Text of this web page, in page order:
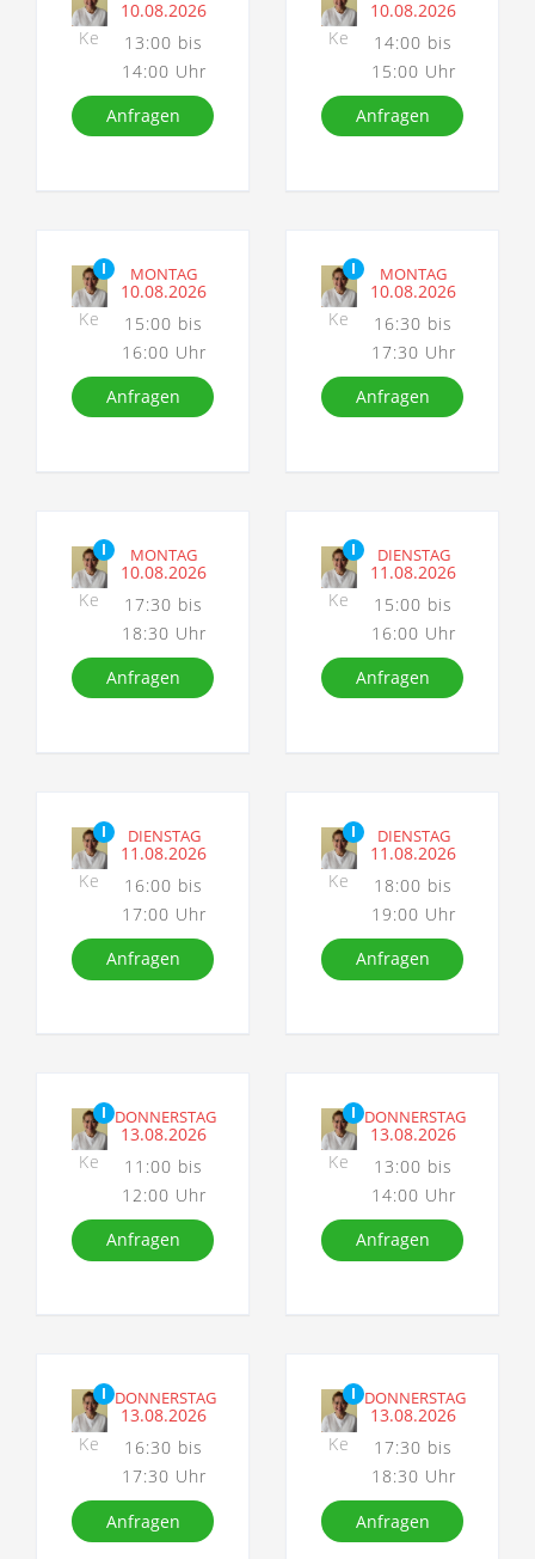
Ke
10.08.2026
13:00 bis
14:00 Uhr
Anfragen
Ke
10.08.2026
14:00 bis
15:00 Uhr
Anfragen
I
Ke
MONTAG
10.08.2026
15:00 bis
16:00 Uhr
Anfragen
I
Ke
MONTAG
10.08.2026
16:30 bis
17:30 Uhr
Anfragen
I
Ke
MONTAG
10.08.2026
17:30 bis
18:30 Uhr
Anfragen
I
Ke
DIENSTAG
11.08.2026
15:00 bis
16:00 Uhr
Anfragen
I
Ke
DIENSTAG
11.08.2026
16:00 bis
17:00 Uhr
Anfragen
I
Ke
DIENSTAG
11.08.2026
18:00 bis
19:00 Uhr
Anfragen
I
Ke
DONNERSTAG
13.08.2026
11:00 bis
12:00 Uhr
Anfragen
I
Ke
DONNERSTAG
13.08.2026
13:00 bis
14:00 Uhr
Anfragen
I
Ke
DONNERSTAG
13.08.2026
16:30 bis
17:30 Uhr
Anfragen
I
Ke
DONNERSTAG
13.08.2026
17:30 bis
18:30 Uhr
Anfragen